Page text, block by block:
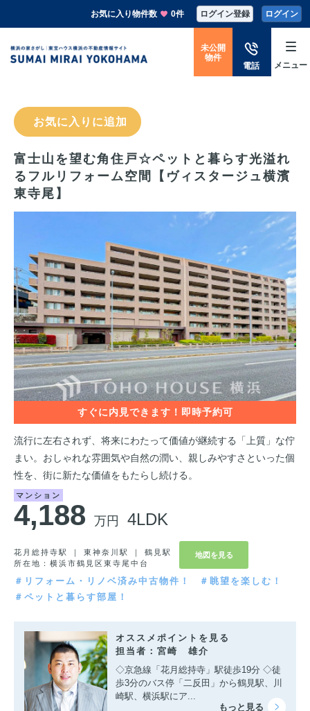
お気に入り物件数 0件 ログイン登録 ログイン
電話
未公開
物件
メニュー
お気に入りに追加
富士山を望む角住戸☆ペットと暮らす光溢れ
るフルリフォーム空間【ヴィスタージュ横濱
東寺尾】
流行に左右されず、将来にわたって価値が継続する「上質」な佇
まい。おしゃれな雰囲気や自然の潤い、親しみやすさといった個
性を、街に新たな価値をもたらし続ける。
マンション
4,188 万円 4LDK
花月総持寺駅 ｜ 東神奈川駅 ｜ 鶴見駅
所在地：横浜市鶴見区東寺尾中台
地図を見る
＃リフォーム・リノベ済み中古物件！
＃眺望を楽しむ！
＃ペットと暮らす部屋！
オススメポイントを見る
担当者：宮崎 雄介
◇京急線「花月総持寺」駅徒歩19分 ◇徒
歩3分のバス停「二反田」から鶴見駅、川
崎駅、横浜駅にア...